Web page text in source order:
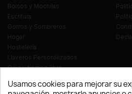
Bolsos y Mochilas
Escritura
Gorros y Sombreros
Hogar
Hostelería
Llaveros Personalizados
Ocio y tiempo libre
Ropa y Textil
Usamos cookies para mejorar su